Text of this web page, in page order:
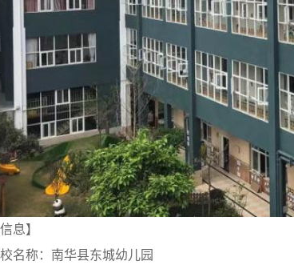
息】
名称：南华县东城幼儿园